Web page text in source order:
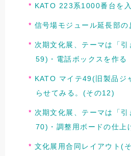
KATO 223系1000番台を入
信号場モジュール延長部の
次期文化展、テーマは「
59)・電話ボックスを作る
KATO マイテ49(旧製品ジ
らせてみる。(その12)
次期文化展、テーマは「
70)・調整用ボードの仕上
文化展用合同レイアウト(